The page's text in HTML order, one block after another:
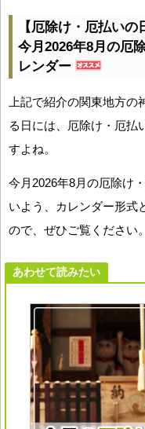
【厄除け・厄払いの
今月2026年8月の厄
レンダー
上記で紹介の関東地方
る日には、厄除け・厄払
すよね。
今月2026年8月の厄除け
いよう、カレンダー形式
ので、ぜひご覧ください。
あわせて読みたい